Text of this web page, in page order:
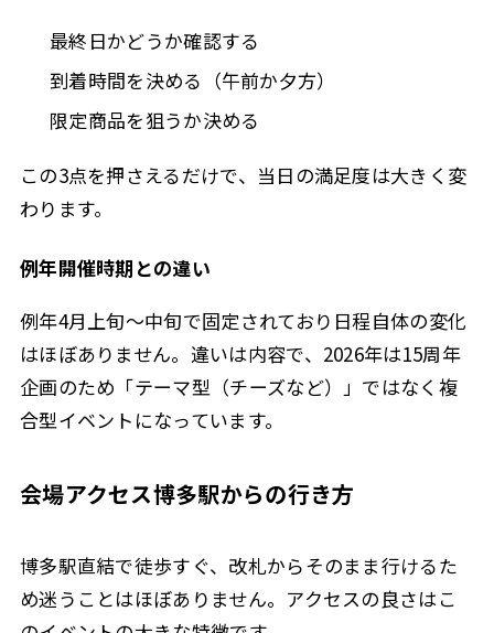
最終日かどうか確認する
到着時間を決める（午前か夕方）
限定商品を狙うか決める
この3点を押さえるだけで、当日の満足度は大きく変
わります。
例年開催時期との違い
例年4月上旬〜中旬で固定されており日程自体の変化
はほぼありません。違いは内容で、2026年は15周年
企画のため「テーマ型（チーズなど）」ではなく複
合型イベントになっています。
会場アクセス博多駅からの行き方
博多駅直結で徒歩すぐ、改札からそのまま行けるた
め迷うことはほぼありません。アクセスの良さはこ